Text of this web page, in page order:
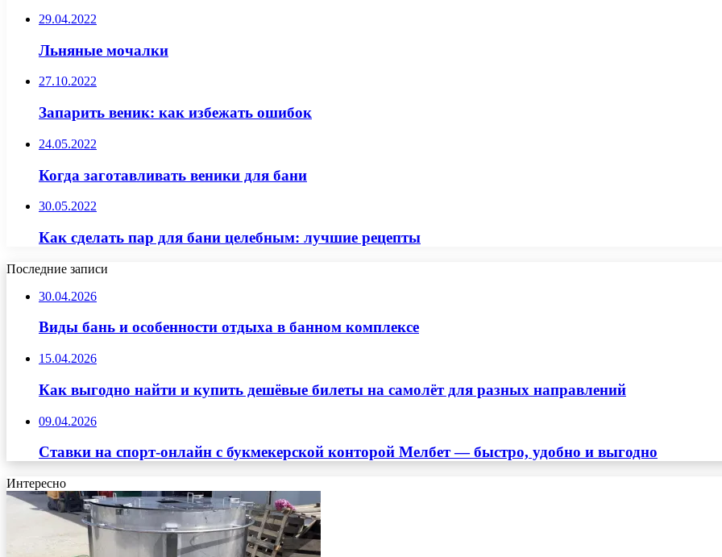
29.04.2022
Льняные мочалки
27.10.2022
Запарить веник: как избежать ошибок
24.05.2022
Когда заготавливать веники для бани
30.05.2022
Как сделать пар для бани целебным: лучшие рецепты
Последние записи
30.04.2026
Виды бань и особенности отдыха в банном комплексе
15.04.2026
Как выгодно найти и купить дешёвые билеты на самолёт для разных направлений
09.04.2026
Ставки на спорт-онлайн с букмекерской конторой Мелбет — быстро, удобно и выгодно
Интересно